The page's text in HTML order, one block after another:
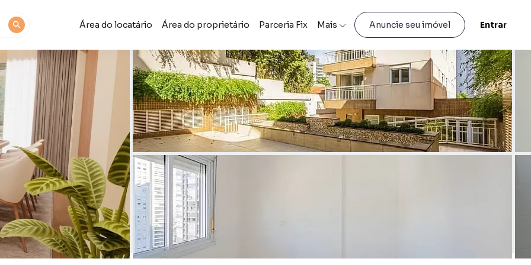
Área do locatário Área do proprietário Parceria Fix Mais Anuncie seu imóvel Entrar